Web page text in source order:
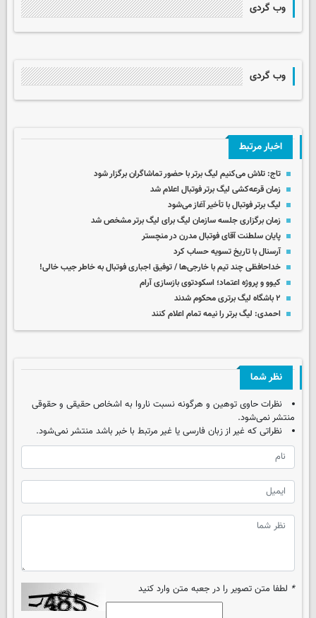
وب گردی
وب گردی
اخبار مرتبط
تاج: تلاش می‌کنیم لیگ برتر با حضور تماشاگران برگزار شود
زمان قرعه‌کشی لیگ برتر فوتبال اعلام شد
لیگ برتر فوتبال با تأخیر آغاز می‌شود
زمان برگزاری جلسه سازمان لیگ برای لیگ برتر مشخص شد
پایان سلطنت آقای فوتبال مدرن در منچستر
آرسنال با تاریخ تسویه حساب کرد
خداحافظی چند تیم با خارجی‌ها / توفیق اجباری فوتبال به خاطر جیب خالی!
کیوو و پروژه اعتماد؛ اسکودتوی بازسازی آرام
۲ باشگاه لیگ برتری محکوم شدند
احمدی: لیگ برتر را نیمه تمام اعلام کنند
نظر شما
نظرات حاوی توهین و هرگونه نسبت ناروا به اشخاص حقیقی و حقوقی
منتشر نمی‌شود.
نظراتی که غیر از زبان فارسی یا غیر مرتبط با خبر باشد منتشر نمی‌شود.
* لطفا متن تصویر را در جعبه متن وارد کنید